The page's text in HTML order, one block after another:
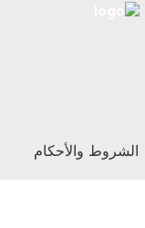
الشروط والأحكام